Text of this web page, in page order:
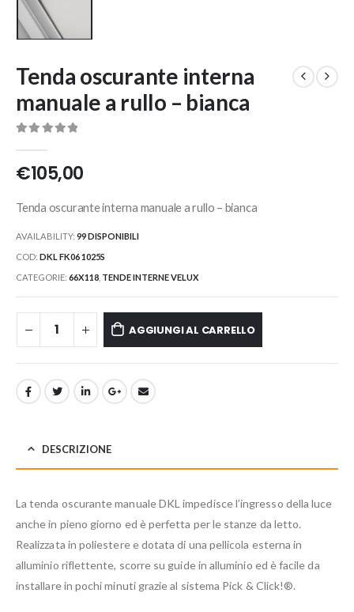
Tenda oscurante interna
manuale a rullo – bianca
€105,00
Tenda oscurante interna manuale a rullo – bianca
AVAILABILITY: 99 DISPONIBILI
COD: DKL FK06 1025S
CATEGORIE: 66X118 TENDE INTERNE VELUX
AGGIUNGI AL CARRELLO
DESCRIZIONE
La tenda oscurante manuale DKL impedisce l’ingresso della luce
anche in pieno giorno ed è perfetta per le stanze da letto.
Realizzata in poliestere e dotata di una pellicola esterna in
alluminio riflettente, scorre su guide in alluminio ed è facile da
installare in pochi minuti grazie al sistema Pick & Click!®.